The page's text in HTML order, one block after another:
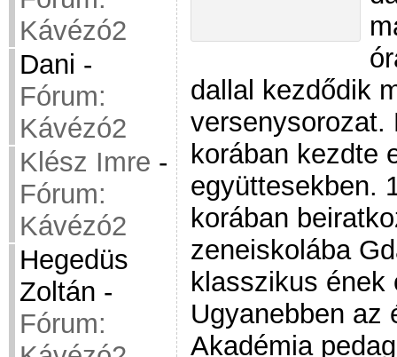
Kávézó2
Dani -
Fórum:
Kávézó2
Klész Imre -
Fórum:
Kávézó2
Hegedüs
Zoltán -
Fórum:
dallal kezdődik
versenysorozat.
korában kezdte
együttesekben.
korában
zeneiskolába
klasszikus
Ugyanebben az
Akadémia